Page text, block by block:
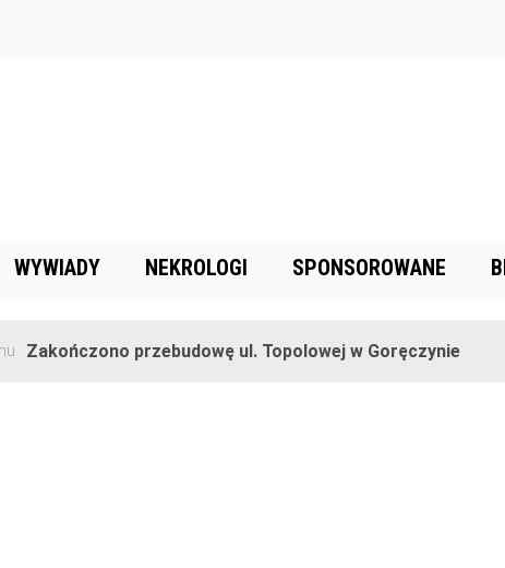
WYWIADY NEKROLOGI SPONSOROWANE
Zakończono przebudowę ul. Topolowej w Goręczynie